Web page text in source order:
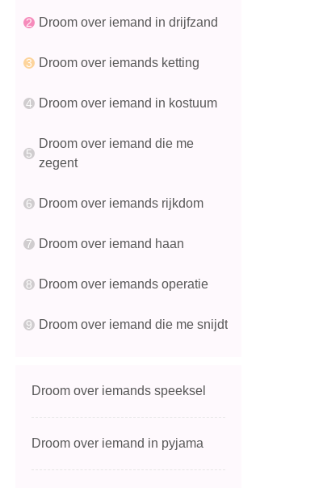
Droom over iemand in drijfzand
Droom over iemands ketting
Droom over iemand in kostuum
Droom over iemand die me
zegent
Droom over iemands rijkdom
Droom over iemand haan
Droom over iemands operatie
Droom over iemand die me snijdt
Droom over iemands speeksel
Droom over iemand in pyjama